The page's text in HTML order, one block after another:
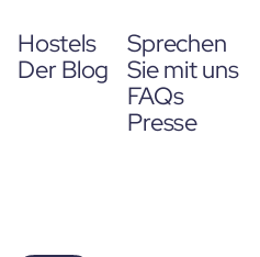
Hostels
Der Blog
Sprechen
Sie mit uns
FAQs
Presse